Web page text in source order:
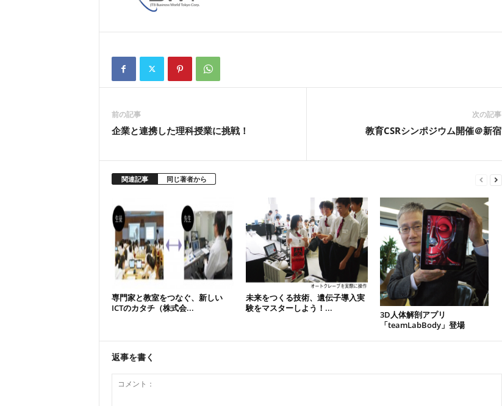
前の記事
企業と連携した理科授業に挑戦！
次の記事
教育CSRシンポジウム開催＠新宿
関連記事 同じ著者から
専門家と教室をつなぐ、新しい
ICTのカタチ（株式会...
未来をつくる技術、遺伝子導入実
験をマスターしよう！...
3D人体解剖アプリ
「teamLabBody」登場
返事を書く